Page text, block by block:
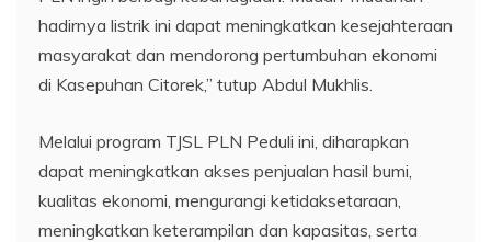
hadirnya listrik ini dapat meningkatkan kesejahteraan
masyarakat dan mendorong pertumbuhan ekonomi
di Kasepuhan Citorek,” tutup Abdul Mukhlis.
Melalui program TJSL PLN Peduli ini, diharapkan
dapat meningkatkan akses penjualan hasil bumi,
kualitas ekonomi, mengurangi ketidaksetaraan,
meningkatkan keterampilan dan kapasitas, serta